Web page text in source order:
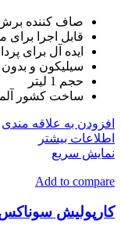
صاف کننده برش
قابل اجرا
ایده آل برای
سیلیکون و بدون
حجم 1 لیتر
ساخت کشور
افزودن به علاقه مندی
اطلاعات بیشتر
نمایش سریع
Add to compare
کارپولیش